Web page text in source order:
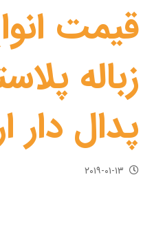
قیمت
زباله
پدال دار
۲۰۱۹-۰۱-۱۳